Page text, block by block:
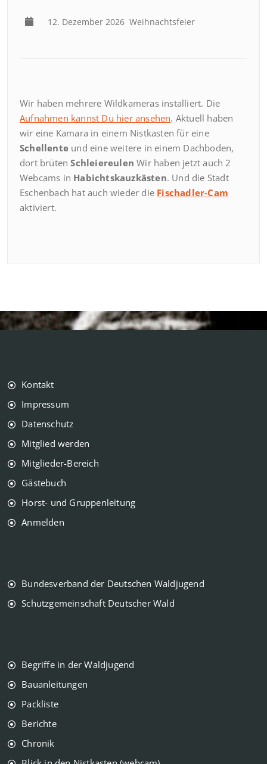
12. Dezember 2026 Weihnachtsfeier
Wir haben mehrere Wildkameras installiert. Die
Aufnahmen kannst Du hier ansehen. Aktuell haben
wir eine Kamara in einem Nistkasten für eine
Schellente und eine weitere in einem Dachboden,
dort brütenSchleiereulen Wir haben jetzt auch 2
Webcams in Habichtskauzkästen. Und die Stadt
Eschenbach hat auch wieder die Fischadler-Cam
aktiviert.
Kontakt
Impressum
Datenschutz
Mitglied werden
Mitglieder-Bereich
Gästebuch
Horst- und Gruppenleitung
Anmelden
Bundesverband der Deutschen Waldjugend
Schutzgemeinschaft Deutscher Wald
Begriffe in der Waldjugend
Bauanleitungen
Packliste
Berichte
Chronik